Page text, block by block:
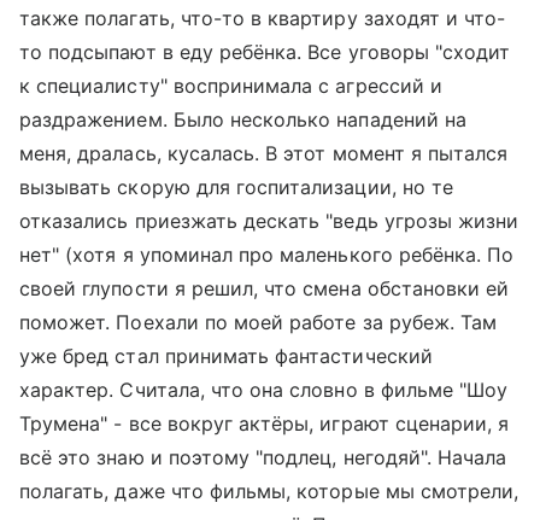
также полагать, что-то в квартиру заходят и что-
то подсыпают в еду ребёнка. Все уговоры "сходит
к специалисту" воспринимала с агрессий и
раздражением. Было несколько нападений на
меня, дралась, кусалась. В этот момент я пытался
вызывать скорую для госпитализации, но те
отказались приезжать дескать "ведь угрозы жизни
нет" (хотя я упоминал про маленького ребёнка. По
своей глупости я решил, что смена обстановки ей
поможет. Поехали по моей работе за рубеж. Там
уже бред стал принимать фантастический
характер. Считала, что она словно в фильме "Шоу
Трумена" - все вокруг актёры, играют сценарии, я
всё это знаю и поэтому "подлец, негодяй". Начала
полагать, даже что фильмы, которые мы смотрели,